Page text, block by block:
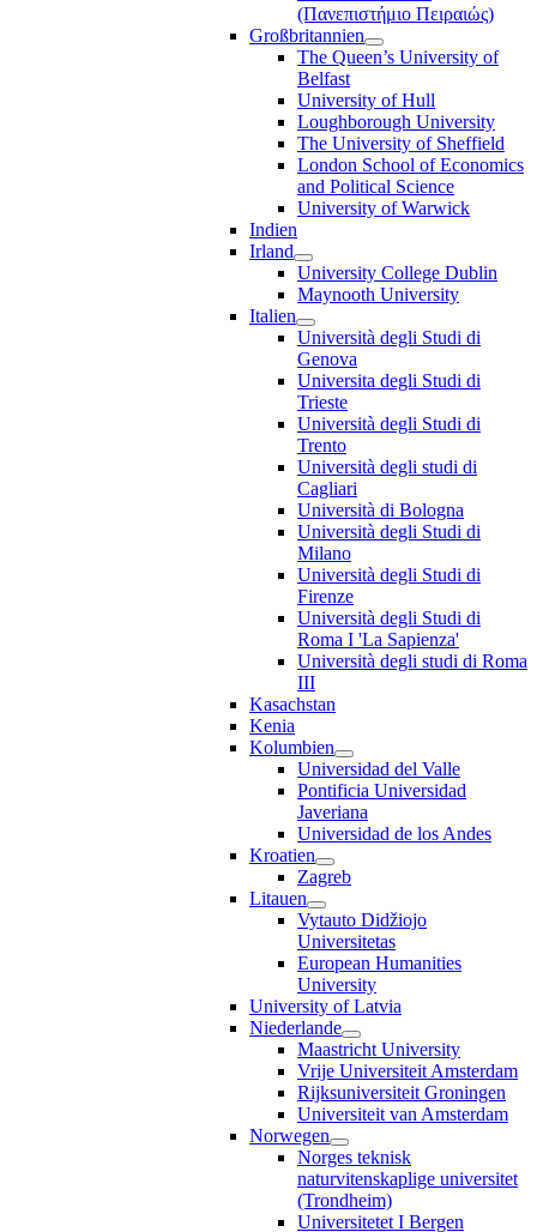
(Πανεπιστήμιο Πειραιώς)
Großbritannien
The Queen’s University of
Belfast
University of Hull
Loughborough University
The University of Sheffield
London School of Economics
and Political Science
University of Warwick
Indien
Irland
University College Dublin
Maynooth University
Italien
Università degli Studi di
Genova
Universita degli Studi di
Trieste
Università degli Studi di
Trento
Università degli studi di
Cagliari
Università di Bologna
Università degli Studi di
Milano
Università degli Studi di
Firenze
Università degli Studi di
Roma I 'La Sapienza'
Università degli studi di Roma
III
Kasachstan
Kenia
Kolumbien
Universidad del Valle
Pontificia Universidad
Javeriana
Universidad de los Andes
Kroatien
Zagreb
Litauen
Vytauto Didžiojo
Universitetas
European Humanities
University
University of Latvia
Niederlande
Maastricht University
Vrije Universiteit Amsterdam
Rijksuniversiteit Groningen
Universiteit van Amsterdam
Norwegen
Norges teknisk
naturvitenskaplige universitet
(Trondheim)
Universitetet I Bergen